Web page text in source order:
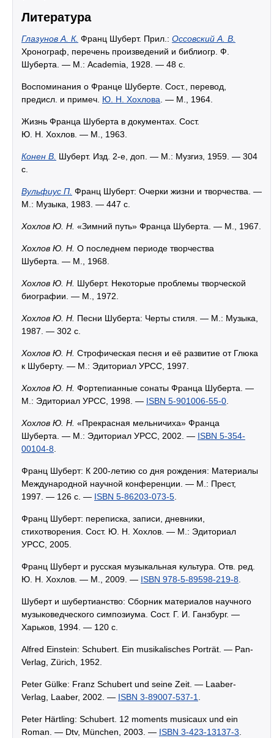
Литература
Глазунов А. К. Франц Шуберт. Прил.: Оссовский А. В.
Хронограф, перечень произведений и библиогр. Ф.
Шуберта. — М.: Academia, 1928. — 48 с.
Воспоминания о Франце Шуберте. Сост., перевод,
предисл. и примеч. Ю. Н. Хохлова . — М., 1964.
Жизнь Франца Шуберта в документах. Сост.
Ю. Н. Хохлов. — М., 1963.
Конен В. Шуберт. Изд. 2-е, доп. — М.: Музгиз, 1959. — 304
с.
Вульфиус П. Франц Шуберт: Очерки жизни и творчества. —
М.: Музыка, 1983. — 447 с.
Хохлов Ю. Н. «Зимний путь» Франца Шуберта. — М., 1967.
Хохлов Ю. Н. О последнем периоде творчества
Шуберта. — М., 1968.
Хохлов Ю. Н. Шуберт. Некоторые проблемы творческой
биографии. — М., 1972.
Хохлов Ю. Н. Песни Шуберта: Черты стиля. — М.: Музыка,
1987. — 302 с.
Хохлов Ю. Н. Строфическая песня и её развитие от Глюка
к Шуберту. — М.: Эдиториал УРСС, 1997.
Хохлов Ю. Н. Фортепианные сонаты Франца Шуберта. —
М.: Эдиториал УРСС, 1998. — ISBN 5-901006-55-0
Хохлов Ю. Н. «Прекрасная мельничиха» Франца
Шуберта. — М.: Эдиториал УРСС, 2002. — ISBN 5-354-
00104-8
Франц Шуберт: К 200-летию со дня рождения: Материалы
Международной научной конференции. — М.: Прест,
1997. — 126 c. — ISBN 5-86203-073-5
Франц Шуберт: переписка, записи, дневники,
стихотворения. Сост. Ю. Н. Хохлов. — М.: Эдиториал
УРСС, 2005.
Франц Шуберт и русская музыкальная культура. Отв. ред.
Ю. Н. Хохлов. — М., 2009. — ISBN 978-5-89598-219-8
Шуберт и шубертианство: Сборник материалов научного
музыковедческого симпозиума. Сост. Г. И. Ганзбург. —
Харьков, 1994. — 120 c.
Alfred Einstein: Schubert. Ein musikalisches Porträt. — Pan-
Verlag, Zürich, 1952.
Peter Gülke: Franz Schubert und seine Zeit. — Laaber-
Verlag, Laaber, 2002. — ISBN 3-89007-537-1
Peter Härtling: Schubert. 12 moments musicaux und ein
Roman. — Dtv, München, 2003. — ISBN 3-423-13137-3